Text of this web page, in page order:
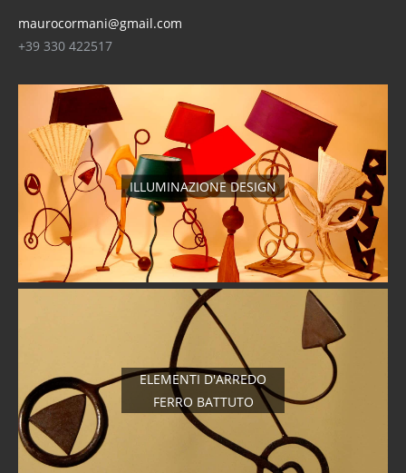
maurocormani@gmail.com
+39 330 422517
ILLUMINAZIONE DESIGN
ELEMENTI D'ARREDO
FERRO BATTUTO